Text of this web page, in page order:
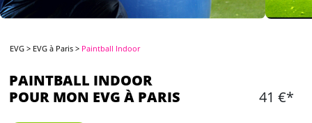
EVG > EVG à Paris > Paintball Indoor
PAINTBALL INDOOR
POUR MON EVG À PARIS
41 €*